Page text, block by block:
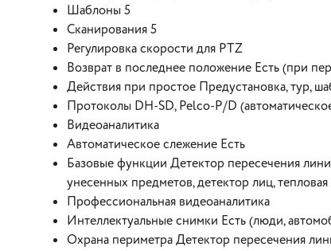
Шаблоны 5
Сканирования 5
Регулировка скорости для PTZ
Возврат в последнее положение Есть (при
Действия при простое Предустановка, тур,
Протоколы DH-SD, Pelco-P/D
Видеоаналитика
Автоматическое слежение Есть
Базовые функции Детектор пересечения
унесенных предметов, детектор лиц, тепловая
Профессиональная видеоаналитика
Интеллектуальные снимки Есть (люди,
Охрана периметра Детектор пересечения